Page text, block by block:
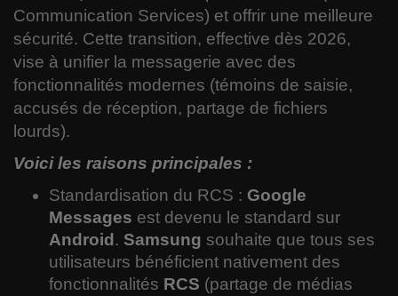
Automobile
Communication Services) et offrir une meilleure
sécurité. Cette transition, effective dès 2026,
vise à unifier la messagerie avec des
fonctionnalités modernes (témoins de saisie,
accusés de réception, partage de fichiers
lourds).
Voici les raisons principales :
Standardisation du RCS : Google
Messages est devenu le standard sur
Android . Samsung souhaite que tous ses
utilisateurs bénéficient nativement des
fonctionnalités RCS (partage de médias